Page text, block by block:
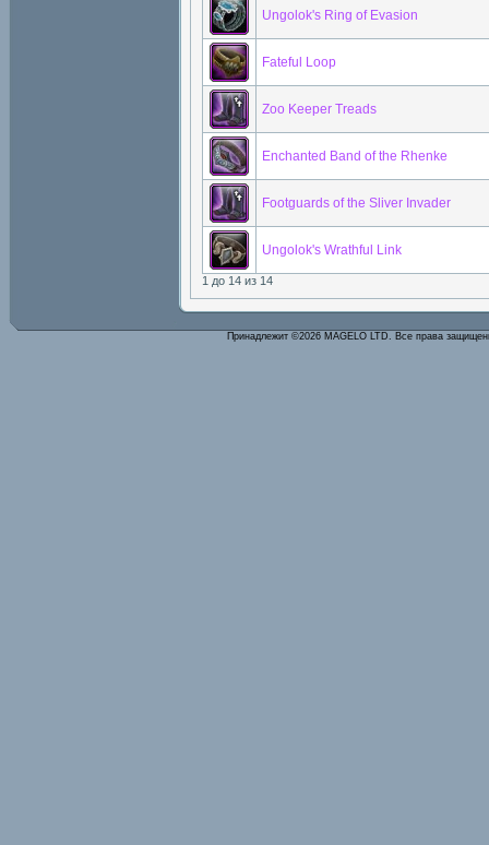
Ungolok's Ring of Evasion
Fateful Loop
Zoo Keeper Treads
Enchanted Band of the Rhenke
Footguards of the Sliver Invader
Ungolok's Wrathful Link
1 до 14 из 14
Принадлежит ©2026 MAGELO LTD. Все права